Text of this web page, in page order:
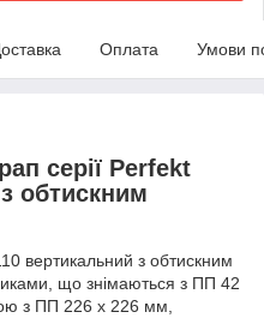
Оплата Умови
серії Perfekt
обтискним
вертикальний з обтискним
що знімаються з ПП 42
з ПП 226 х 226 мм,